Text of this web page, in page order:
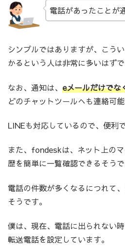
電話があったことが
シンプルではありますが、こう
かるという人は非常に多いはずで
なお、通知は、 eメールだけで
どのチャットツールへも連絡可能
LINEも対応しているので、便利で
また、fondeskは、ネット上の
歴を簡単に一覧確認できるそうで
電話の件数が多くなるにつれて
そうです。
僕は、現在、電話に出られない
転送電話を設定しています。